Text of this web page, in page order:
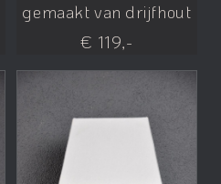
gemaakt van drijfhout
€ 119,-